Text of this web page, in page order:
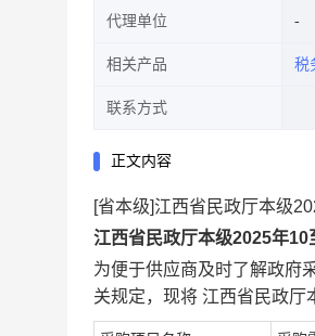
代理单位
相关产品 税
联系方式
正文内容
[省本级]江西省民政厅本级
江西省民政厅本级2025年
为便于供应商及时了解政府
关规定，现将 江西省民政厅